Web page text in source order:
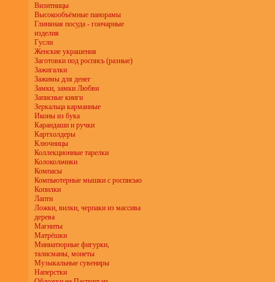
Визитницы
Высокообъёмные панорамы
Глиняная посуда - гончарные
изделия
Гусли
Женские украшения
Заготовки под роспись (разные)
Зажигалки
Зажимы для денег
Замки, замки Любви
Записные книги
Зеркальца карманные
Иконы из бука
Карандаши и ручки
Картхолдеры
Ключницы
Коллекционные тарелки
Колокольчики
Компасы
Компьютерные мышки с росписью
Копилки
Лапти
Ложки, вилки, черпаки из массива
дерева
Магниты
Матрёшки
Миниатюрные фигурки,
талисманы, монеты
Музыкальные сувениры
Наперстки